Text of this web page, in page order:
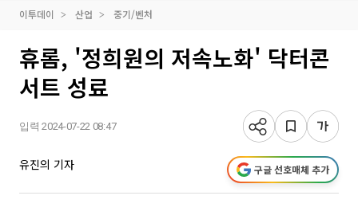
이투데이 산업 중기/벤처
휴롬, '정희원의 저속노화' 닥터콘
서트 성료
입력 2024-07-22 08:47
유진의 기자 구글 선호매체 추가